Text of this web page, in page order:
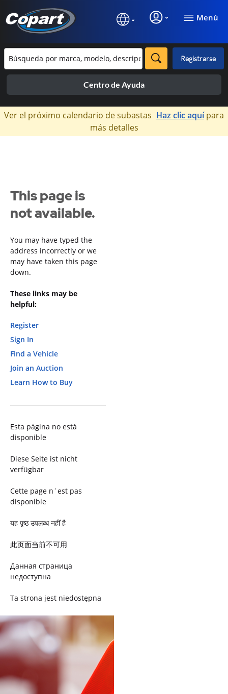
Menú
Registrarse
Centro de Ayuda
×
Ver el próximo calendario de subastas Haz clic aquípara
más detalles
This page is
not available.
You may have typed the
address incorrectly or we
may have taken this page
down.
These links may be
helpful:
Register
Sign In
Find a Vehicle
Join an Auction
Learn How to Buy
Esta página no está
disponible
Diese Seite ist nicht
verfügbar
Cette page n´est pas
disponible
यह पृष्ठ उपलब्ध नहीं है
此页面当前不可用
Данная страница
недоступна
Ta strona jest niedostępna
Trang này không có
Esta página não está
disponível
このページは現在利用できま
せん